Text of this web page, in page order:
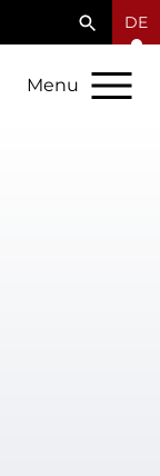
DE
Menu